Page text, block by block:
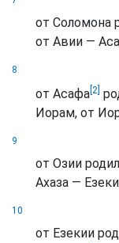
от Соломона
от Авии —
8
от Асафа [2]
Иорам, от
9
от Озии
Ахаза —
10
от Езекии